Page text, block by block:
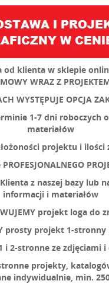
od klienta w sklepie
WRAZ Z
WYSTĘPUJE OPCJA
1-7 dni roboczych
materiałów
projektu i ilości
z naszej bazy lub
informacji i materiałów
projekt loga do
prosty projekt 1-
i 2-stronne ze zdjęciami
projekty,
indywidualnie, min.